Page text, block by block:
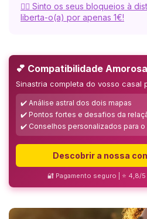
🧘‍♀️ Sinto os seus bloqueios à
liberta-o(a) por apenas 1€!
💕 Compatibilidade Amorosa
Sinastria completa do vosso casal
✔️ Análise astral dos dois mapas
✔️ Pontos fortes e desafios da
✔️ Conselhos personalizados para o
Descobrir a nossa
🔐 Pagamento seguro | ⭐ 4,8/